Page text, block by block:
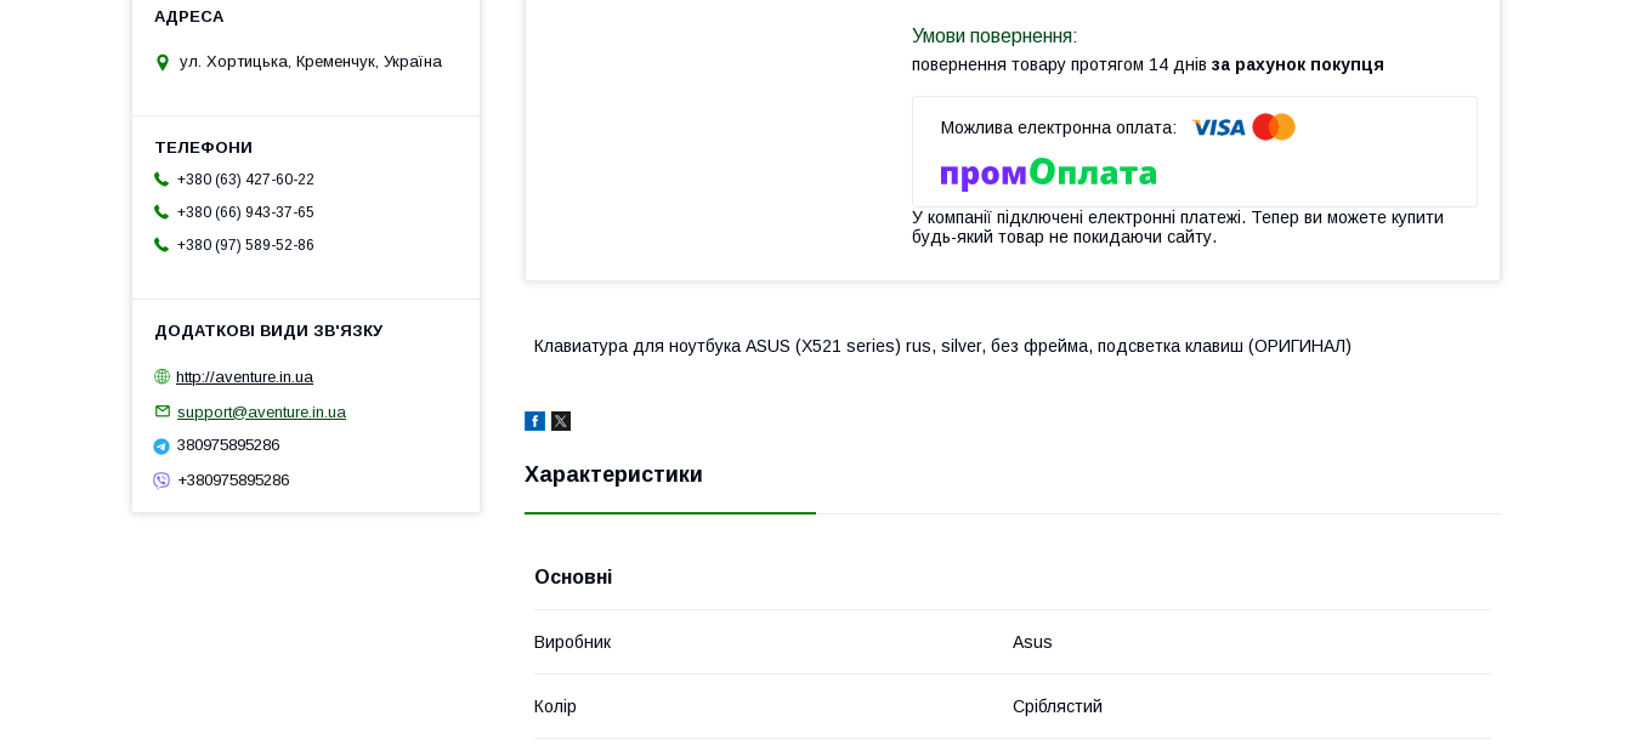
повернення товару протягом 14 днів за рахунок покупця
У компанії підключені електронні платежі. Тепер ви можете купити
будь-який товар не покидаючи сайту.
Клавиатура для ноутбука ASUS (X521 series) rus, silver, без фрейма, подсветка клавиш (ОРИГИНАЛ)
Характеристики
Основні
Виробник Asus
Колір Сріблястий
ул. Хортицька, Кременчук, Україна
+380 (63) 427-60-22
+380 (66) 943-37-65
+380 (97) 589-52-86
http://aventure.in.ua
support@aventure.in.ua
380975895286
+380975895286